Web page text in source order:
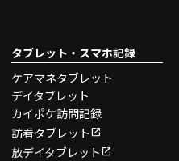
タブレット・スマホ記録
ケアマネタブレット
デイタブレット
カイポケ訪問記録
訪看タブレット
放デイタブレット